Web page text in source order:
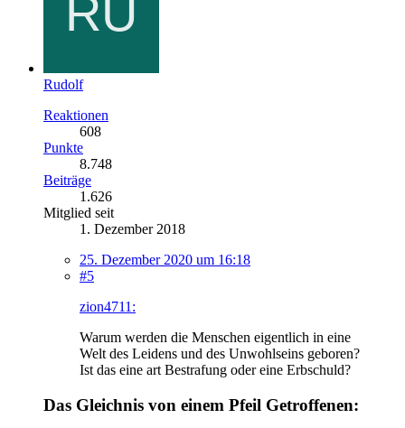
Rudolf
Reaktionen
608
Punkte
8.748
Beiträge
1.626
Mitglied seit
1. Dezember 2018
25. Dezember 2020 um 16:18
#5
zion4711:
Warum werden die Menschen eigentlich in eine
Welt des Leidens und des Unwohlseins geboren?
Ist das eine art Bestrafung oder eine Erbschuld?
Das Gleichnis von einem Pfeil Getroffenen: